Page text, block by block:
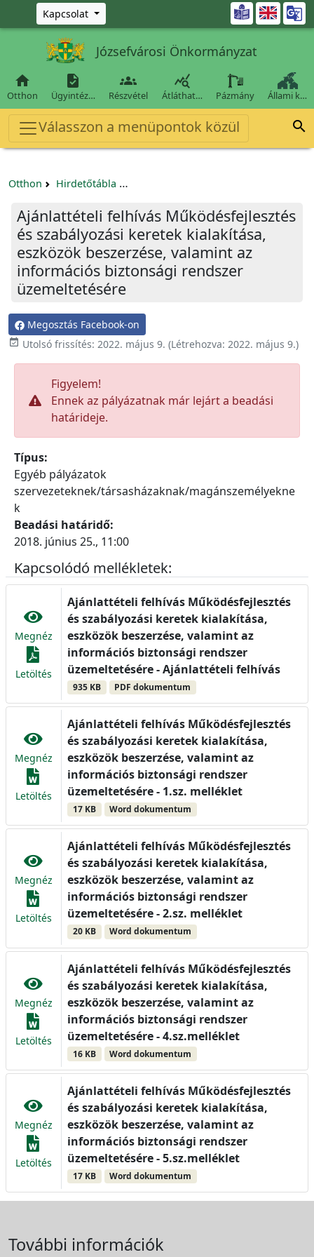
Ugrás a fő tartalomra
Kapcsolat 
Józsefvárosi Önkormányzat

Otthon

Ügyintéz…

Részvétel

Átláthat… Pázmány Állami k…
Válasszon a menüpontok közül 
Otthon Hirdetőtábla
Ajánlattételi felhívás Működésfejlesztés
és szabályozási keretek kialakítása,
eszközök beszerzése, valamint az
információs biztonsági rendszer
üzemeltetésére
Megosztás Facebook-on
 Utolsó frissítés: 2022. május 9. (Létrehozva: 2022. május 9.)
Figyelem!
Ennek az pályázatnak már lejárt a beadási
határideje.
Típus:
Egyéb pályázatok
szervezeteknek/társasházaknak/magánszemélyekne
k
Beadási határidő:
2018. június 25., 11:00
Kapcsolódó mellékletek:
Megnéz
Letöltés
Ajánlattételi felhívás Működésfejlesztés
és szabályozási keretek kialakítása,
eszközök beszerzése, valamint az
információs biztonsági rendszer
üzemeltetésére - Ajánlattételi felhívás
935 KB PDF dokumentum
Megnéz
Letöltés
Ajánlattételi felhívás Működésfejlesztés
és szabályozási keretek kialakítása,
eszközök beszerzése, valamint az
információs biztonsági rendszer
üzemeltetésére - 1.sz. melléklet
17 KB Word dokumentum
Megnéz
Letöltés
Ajánlattételi felhívás Működésfejlesztés
és szabályozási keretek kialakítása,
eszközök beszerzése, valamint az
információs biztonsági rendszer
üzemeltetésére - 2.sz. melléklet
20 KB Word dokumentum
Megnéz
Letöltés
Ajánlattételi felhívás Működésfejlesztés
és szabályozási keretek kialakítása,
eszközök beszerzése, valamint az
információs biztonsági rendszer
üzemeltetésére - 4.sz.melléklet
16 KB Word dokumentum
Megnéz
Letöltés
Ajánlattételi felhívás Működésfejlesztés
és szabályozási keretek kialakítása,
eszközök beszerzése, valamint az
információs biztonsági rendszer
üzemeltetésére - 5.sz.melléklet
17 KB Word dokumentum
További információk